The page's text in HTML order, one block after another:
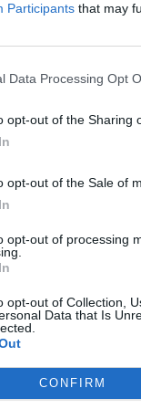
Participants that may
Data Processing Opt
opt-out of the Sharing
opt-out of the Sale of
opt-out of processing
opt-out of Collection,
Data that Is
CONFIRM
y
allá en el
y en esta
en el
cuanto a
su